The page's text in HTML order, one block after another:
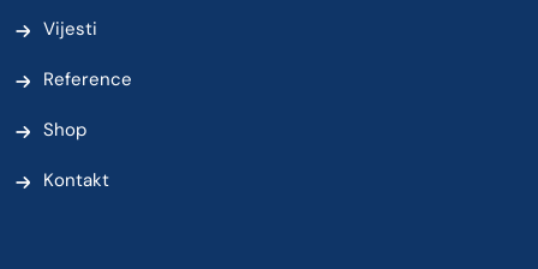
Vijesti
Reference
Shop
Kontakt